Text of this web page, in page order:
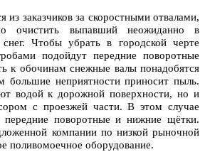
из заказчиков за скоростными отвалами,
очистить выпавший неожиданно в
Чтобы убрать в городской черте
подойдут передние поворотные
к обочинам снежные валы понадобятся
большие неприятности приносит пыль.
водой к дорожной поверхности, но и
с проезжей части. В этом случае
передние поворотные и нижние щётки.
компании по низкой рыночной
поливомоечное оборудование.